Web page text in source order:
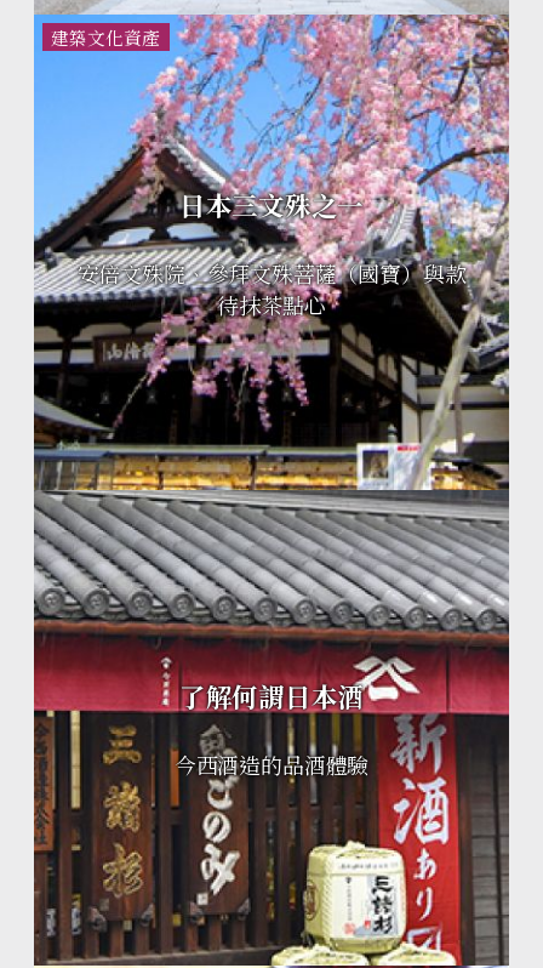
建築文化資產
日本三文殊之一
安倍文殊院、參拜文殊菩薩（國寶）與款
待抹茶點心
了解何謂日本酒
今西酒造的品酒體驗